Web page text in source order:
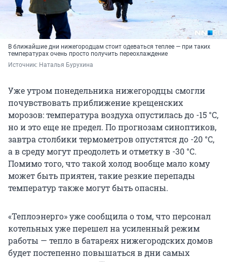
В ближайшие дни нижегородцам стоит одеваться теплее — при таких
температурах очень просто получить переохлаждение
Источник: Наталья Бурухина
Уже утром понедельника нижегородцы смогли
почувствовать приближение крещенских
морозов: температура воздуха опустилась до -15 °C,
но и это еще не предел. По прогнозам синоптиков,
завтра столбики термометров опустятся до -20 °C,
а в среду могут преодолеть и отметку в -30 °C.
Помимо того, что такой холод вообще мало кому
может быть приятен, такие резкие перепады
температур также могут быть опасны.
«Теплоэнерго» уже сообщила о том, что персонал
котельных уже перешел на усиленный режим
работы — тепло в батареях нижегородских домов
будет постепенно повышаться в дни самых